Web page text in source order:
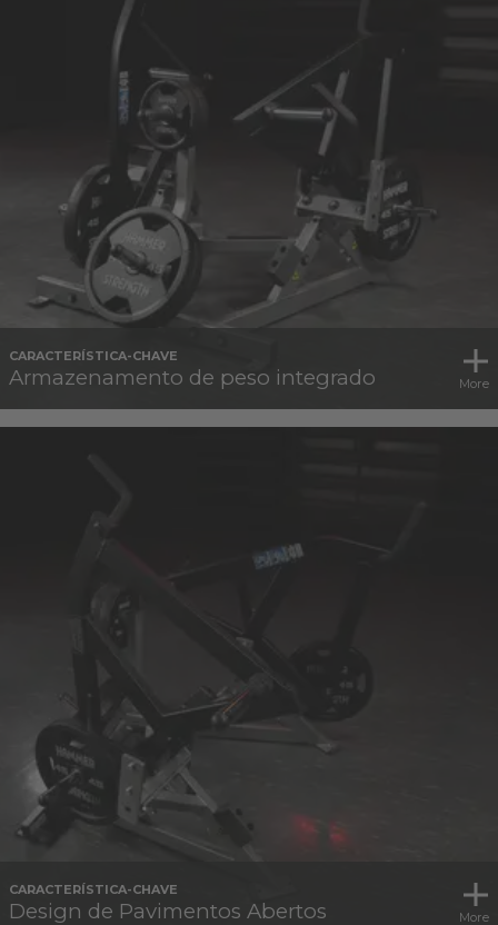
CARACTERÍSTICA-CHAVE
Armazenamento de peso integrado More
CARACTERÍSTICA-CHAVE
Design de Pavimentos Abertos More